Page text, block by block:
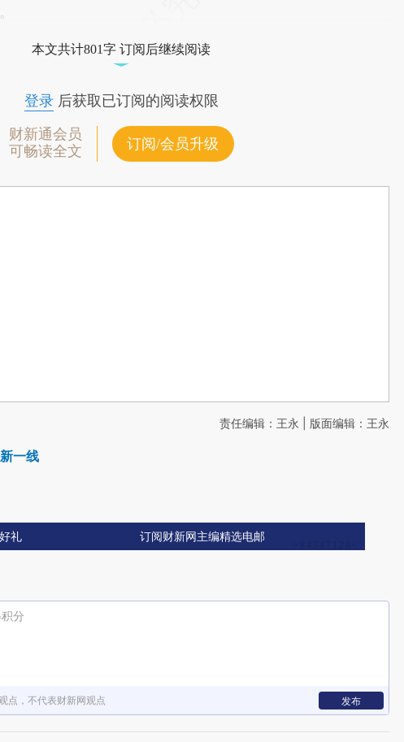
本文共计801字 订阅后继续阅读
登录后获取已订阅的阅读权限
财新通会员
可畅读全文
订阅/会员升级
责任编辑：王永 | 版面编辑：王永
一线
礼 订阅财新网主编精选电邮
分
点，不代表财新网观点 发布